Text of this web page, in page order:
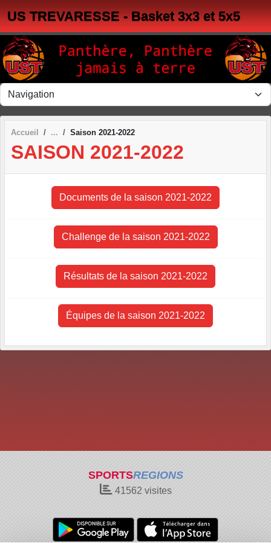
US TREVARESSE - Basket 3x3 et 5x5
Accueil Saison 2021-2022
SAISON 2021-2022
Documents de la saison 2021-2022
Challenge de la saison 2021-2022
Résultats de la saison 2021-2022
Équipes de la saison 2021-2022
SPORTSREGIONS
41562 visites